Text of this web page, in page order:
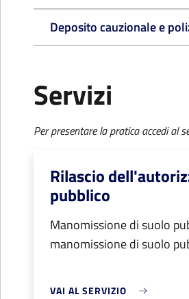
Deposito cauzionale e
Servizi
Per presentare la pratica accedi al
Rilascio
pubblico
Manomissione di suolo
manomissione di suolo
VAI AL SERVIZIO